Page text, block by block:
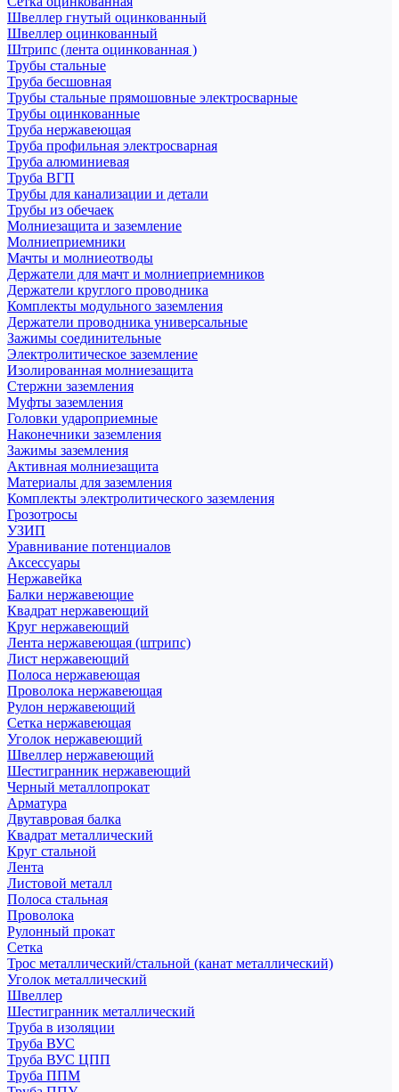
Швеллер гнутый оцинкованный
Швеллер оцинкованный
Штрипс (лента оцинкованная )
Трубы стальные
Труба бесшовная
Трубы стальные прямошовные электросварные
Трубы оцинкованные
Труба нержавеющая
Труба профильная электросварная
Труба алюминиевая
Труба ВГП
Трубы для канализации и детали
Трубы из обечаек
Молниезащита и заземление
Молниеприемники
Мачты и молниеотводы
Держатели для мачт и молниеприемников
Держатели круглого проводника
Комплекты модульного заземления
Держатели проводника универсальные
Зажимы соединительные
Электролитическое заземление
Изолированная молниезащита
Стержни заземления
Муфты заземления
Головки удароприемные
Наконечники заземления
Зажимы заземления
Активная молниезащита
Материалы для заземления
Комплекты электролитического заземления
Грозотросы
УЗИП
Уравнивание потенциалов
Аксессуары
Нержавейка
Балки нержавеющие
Квадрат нержавеющий
Круг нержавеющий
Лента нержавеющая (штрипс)
Лист нержавеющий
Полоса нержавеющая
Проволока нержавеющая
Рулон нержавеющий
Сетка нержавеющая
Уголок нержавеющий
Швеллер нержавеющий
Шестигранник нержавеющий
Черный металлопрокат
Арматура
Двутавровая балка
Квадрат металлический
Круг стальной
Лента
Листовой металл
Полоса стальная
Проволока
Рулонный прокат
Сетка
Трос металлический/стальной (канат металлический)
Уголок металлический
Швеллер
Шестигранник металлический
Труба в изоляции
Труба ВУС
Труба ВУС ЦПП
Труба ППМ